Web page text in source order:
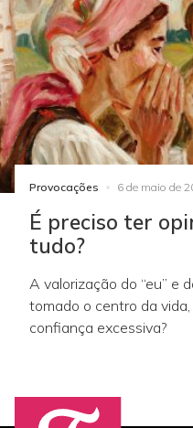
Provocações 6 de maio de
É preciso ter
tudo?
A valorização do “eu” e
tomado o centro da
confiança excessiva?